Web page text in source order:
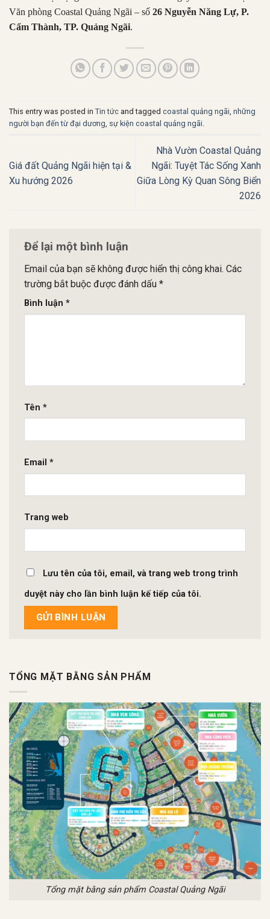
Văn phòng Coastal Quảng Ngãi – số 26 Nguyễn Năng Lự, P.
Cẩm Thành, TP. Quảng Ngãi.
This entry was posted in Tin tức and tagged coastal quảng ngãi những
người bạn đến từ đại dương sự kiện coastal quảng ngãi
Giá đất Quảng Ngãi hiện tại &
Xu hướng 2026
Nhà Vườn Coastal Quảng
Ngãi: Tuyệt Tác Sống Xanh
Giữa Lòng Kỳ Quan Sông Biển
2026
Để lại một bình luận
Email của bạn sẽ không được hiển thị công khai. Các
trường bắt buộc được đánh dấu *
Bình luận *
Tên *
Email *
Trang web
Lưu tên của tôi, email, và trang web trong trình
duyệt này cho lần bình luận kế tiếp của tôi.
TỔNG MẶT BẰNG SẢN PHẨM
Tổng mặt bằng sản phẩm Coastal Quảng Ngãi